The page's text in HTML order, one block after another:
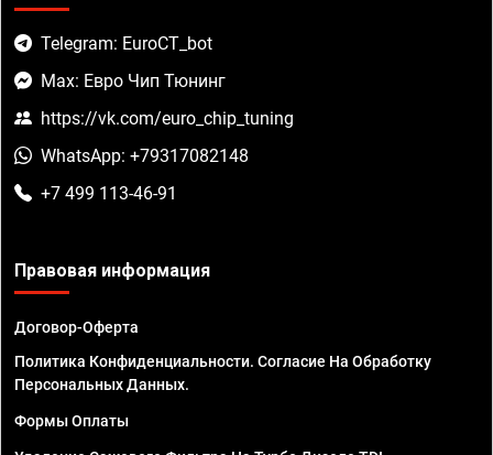
Telegram: EuroCT_bot
Max: Евро Чип Тюнинг
https://vk.com/euro_chip_tuning
WhatsApp: +79317082148
+7 499 113-46-91
Правовая информация
Договор-Оферта
Политика Конфиденциальности. Согласие На Обработку
Персональных Данных.
Формы Оплаты